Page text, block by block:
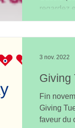
regardez
11h50
Giving
Fin
Giving
faveur du
3 nov. 2022